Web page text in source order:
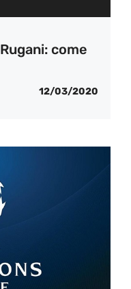
come
12/03/2020